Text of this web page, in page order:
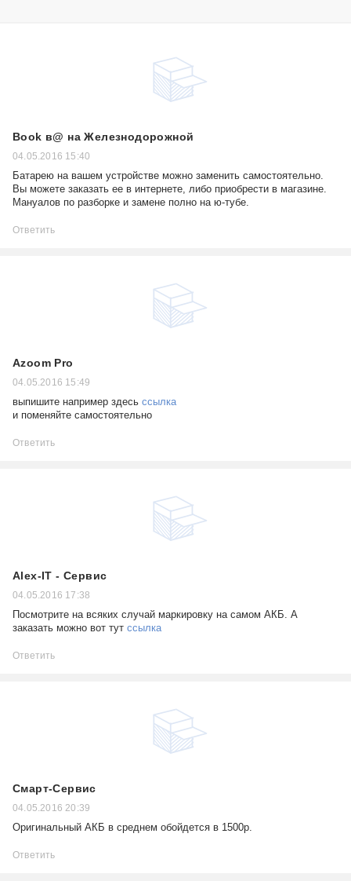
Book в@ на Железнодорожной
04.05.2016 15:40
Батарею на вашем устройстве можно заменить самостоятельно.
Вы можете заказать ее в интернете, либо приобрести в магазине.
Мануалов по разборке и замене полно на ю-тубе.
Ответить
Azoom Pro
04.05.2016 15:49
выпишите например здесь ссылка
и поменяйте самостоятельно
Ответить
Alex-IT - Сервис
04.05.2016 17:38
Посмотрите на всяких случай маркировку на самом АКБ. А
заказать можно вот тут ссылка
Ответить
Смарт-Сервис
04.05.2016 20:39
Оригинальный АКБ в среднем обойдется в 1500р.
Ответить